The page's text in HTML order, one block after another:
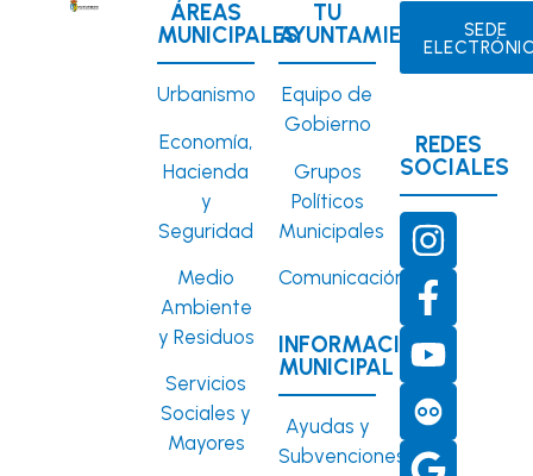
ÁREAS
MUNICIPALES
Urbanismo
Economía,
Hacienda
y
Seguridad
Medio
Ambiente
y Residuos
Servicios
Sociales y
Mayores
TU
AYUNTAMIENTO
Equipo de
Gobierno
Grupos
Políticos
Municipales
Comunicación
INFORMACIÓN
MUNICIPAL
Ayudas y
Subvenciones
SEDE
REDES
SOCIALES